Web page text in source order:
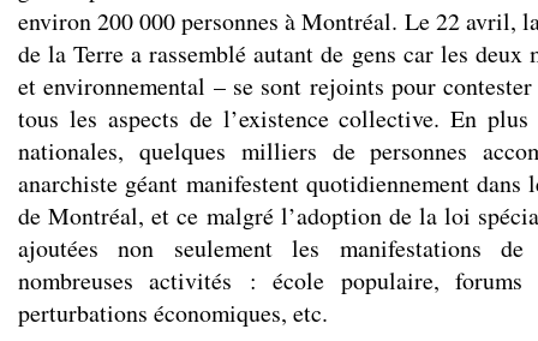
environ 200 000 personnes à Montréal. Le 22 avril,
de la Terre a rassemblé autant de gens car les deux
et environnemental – se sont rejoints pour
tous les aspects de l’existence collective. En
nationales, quelques milliers de personnes
anarchiste géant manifestent quotidiennement
de Montréal, et ce malgré l’adoption de la loi
ajoutées non seulement les manifestations
nombreuses activités : école populaire, forums
perturbations économiques, etc.